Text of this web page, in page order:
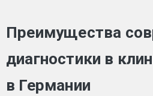
Преимущества
диагностики в
в Германии